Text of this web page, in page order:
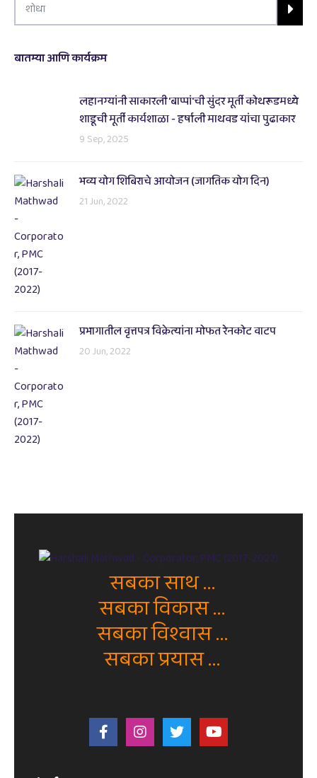
बातम्या आणि कार्यक्रम
लहानग्यांनी साकारली 'बाप्पां'ची सुंदर मूर्ती कोथरूडमध्ये
शाडूची मूर्ती कार्यशाळा - हर्षाली माथवड यांचा पुढाकार
9 Sep, 2025
भव्य योग शिबिराचे आयोजन (जागतिक योग दिन)
21 Jun, 2022
प्रभागातील वृत्तपत्र विक्रेत्यांना मोफत रेनकोट वाटप
20 Jun, 2022
सबका साथ ...
सबका विकास ...
सबका विश्वास ...
सबका प्रयास ...